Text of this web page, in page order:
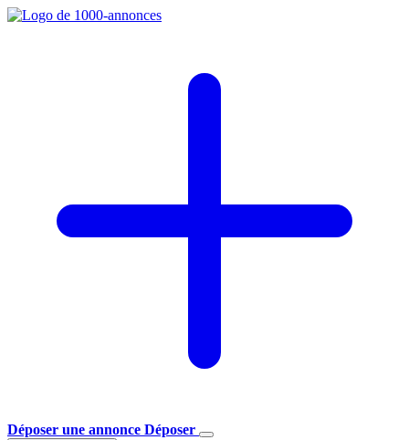
Déposer une annonce Déposer